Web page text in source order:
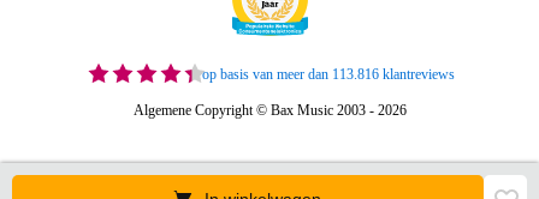
op basis van meer dan 113.816 klantreviews
Algemene Copyright © Bax Music 2003 - 2026